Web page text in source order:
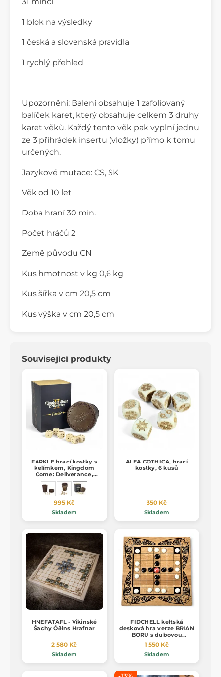
1 blok na výsledky
1 česká a slovenská pravidla
1 rychlý přehled
Upozornění: Balení obsahuje 1 zafoliovaný
balíček karet, který obsahuje celkem 3 druhy
karet věků. Každý tento věk pak vyplní jednu
ze 3 přihrádek insertu (vložky) přímo k tomu
určených.
Jazykové mutace: CS, SK
Věk od 10 let
Doba hraní 30 min.
Počet hráčů 2
Země původu CN
Kus hmotnost v kg 0,6 kg
Kus šířka v cm 20,5 cm
Kus výška v cm 20,5 cm
Související produkty
FARKLE hrací kostky s
kelímkem, Kingdom
Come: Deliverance,
oficiální merch
995 Kč
Skladem
ALEA GOTHICA, hrací
kostky, 6 kusů
350 Kč
Skladem
HNEFATAFL - Vikinské
Šachy Óðins Hrafnar
2 580 Kč
Skladem
FIDCHELL keltská
desková hra verze BRIAN
BORU s dubovou
1 550 Kč
Skladem